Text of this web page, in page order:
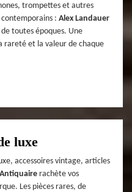
trompettes et autres
: Alex Landauer
toutes époques. Une
rareté et la valeur de chaque
luxe
accessoires vintage, articles
rachète vos
Les pièces rares, de